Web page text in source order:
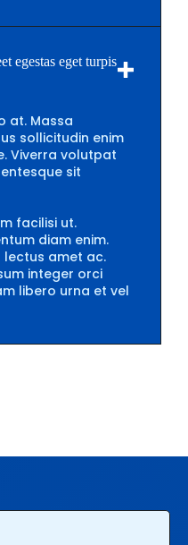
egestas eget turpis
at. Massa
sollicitudin enim
Viverra volutpat
sit
facilisi ut.
diam enim.
amet ac.
integer orci
libero urna et vel